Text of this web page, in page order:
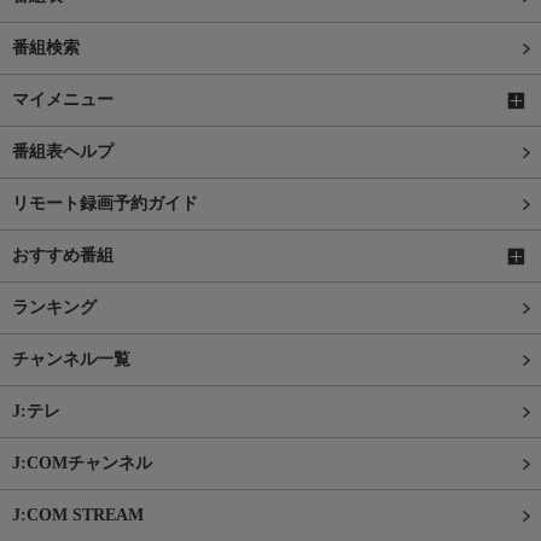
番組検索
マイメニュー
番組表ヘルプ
リモート録画予約ガイド
おすすめ番組
ランキング
チャンネル一覧
J:テレ
J:COMチャンネル
J:COM STREAM